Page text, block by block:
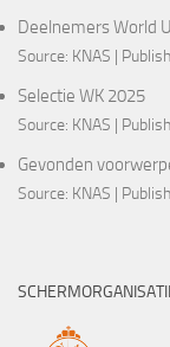
Deelnemers World
Source: KNAS
Selectie WK 2025
Source: KNAS
Gevonden
Source: KNAS